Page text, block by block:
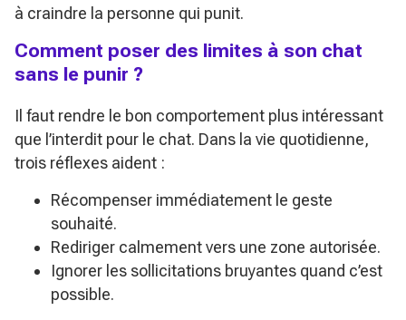
à craindre la personne qui punit.
Comment poser des limites à son chat
sans le punir ?
Il faut rendre le bon comportement plus intéressant
que l’interdit pour le chat. Dans la vie quotidienne,
trois réflexes aident :
Récompenser immédiatement le geste
souhaité.
Rediriger calmement vers une zone autorisée.
Ignorer les sollicitations bruyantes quand c’est
possible.